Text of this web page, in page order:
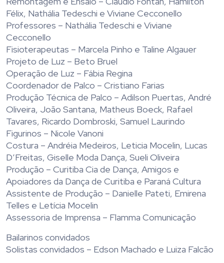
Félix, Nathália Tedeschi e Viviane Cecconello
Professores – Nathália Tedeschi e Viviane
Cecconello
Fisioterapeutas – Marcela Pinho e Taline Algauer
Projeto de Luz – Beto Bruel
Operação de Luz – Fábia Regina
Coordenador de Palco – Cristiano Farias
Produção Técnica de Palco – Adilson Puertas, André
Oliveira, João Santana, Matheus Boeck, Rafael
Tavares, Ricardo Dombroski, Samuel Laurindo
Figurinos – Nicole Vanoni
Costura – Andréia Medeiros, Leticia Mocelin, Lucas
D’Freitas, Giselle Moda Dança, Sueli Oliveira
Produção – Curitiba Cia de Dança, Amigos e
Apoiadores da Dança de Curitiba e Paraná Cultura
Assistente de Produção – Danielle Pateti, Emirena
Telles e Letícia Mocelin
Assessoria de Imprensa – Flamma Comunicação
Bailarinos convidados
Solistas convidados – Edson Machado e Luiza Falcão